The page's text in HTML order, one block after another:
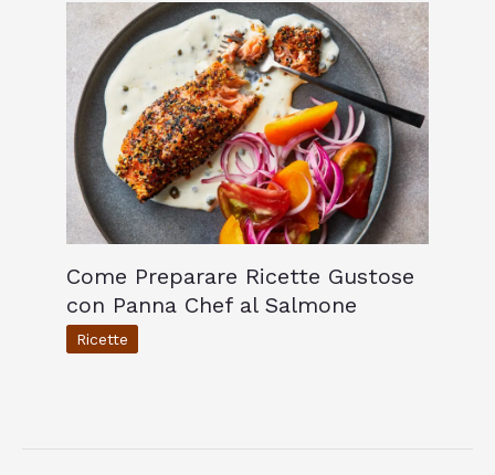
Come Preparare Ricette Gustose
con Panna Chef al Salmone
Ricette